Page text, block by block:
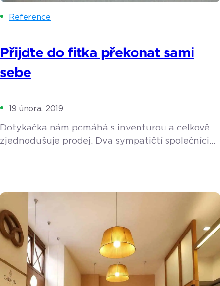
Reference
Přijďte do fitka překonat sami
sebe
19 února, 2019
Dotykačka nám pomáhá s inventurou a celkově
zjednodušuje prodej. Dva sympatičtí společníci
potenciál” jsou denně připraveni pomáhat svým
zákazníkům udržovat zdravý životní styl,
budovat svalovou hmotu, zhubnout, udržovat se
v kondici či zbavit se bolesti zad, protože nic […]